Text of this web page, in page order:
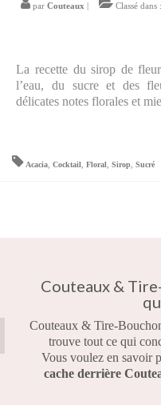
parCouteaux | Classé
La recette du sirop de
l’eau, du sucre et des
délicates notes florales et
Acacia ,Cocktail ,Floral ,Sirop ,Sucré
Couteaux &
Couteaux & Tire-
trouve tout ce qui
Vous voulez en savoir
cache derrière